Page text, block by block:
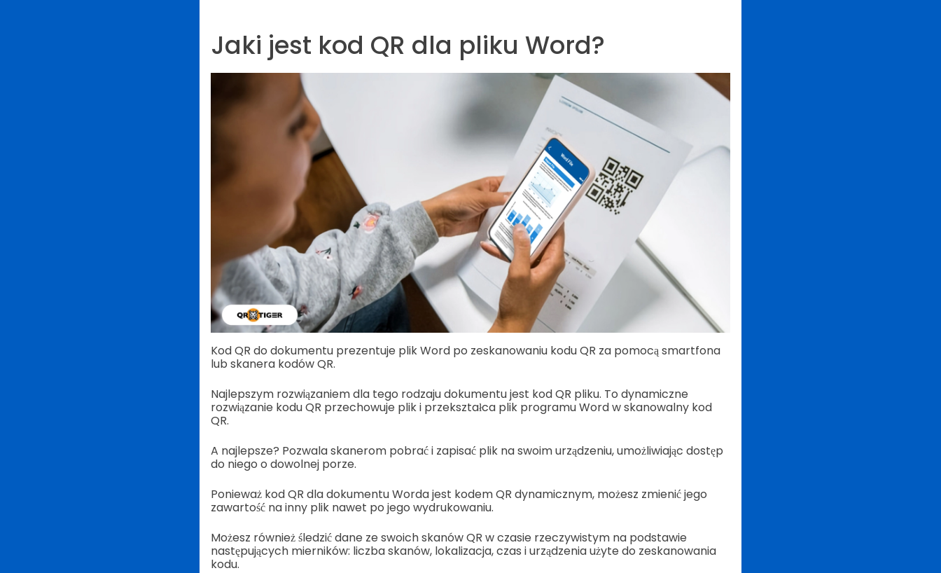
Jaki jest kod QR dla pliku Word?
Kod QR do dokumentu prezentuje plik Word po zeskanowaniu kodu QR za pomocą smartfona
lub skanera kodów QR.
Najlepszym rozwiązaniem dla tego rodzaju dokumentu jest kod QR pliku. To dynamiczne
rozwiązanie kodu QR przechowuje plik i przekształca plik programu Word w skanowalny kod
QR.
A najlepsze? Pozwala skanerom pobrać i zapisać plik na swoim urządzeniu, umożliwiając dostęp
do niego o dowolnej porze.
Ponieważ kod QR dla dokumentu Worda jest kodem QR dynamicznym, możesz zmienić jego
zawartość na inny plik nawet po jego wydrukowaniu.
Możesz również śledzić dane ze swoich skanów QR w czasie rzeczywistym na podstawie
następujących mierników: liczba skanów, lokalizacja, czas i urządzenia użyte do zeskanowania
kodu.